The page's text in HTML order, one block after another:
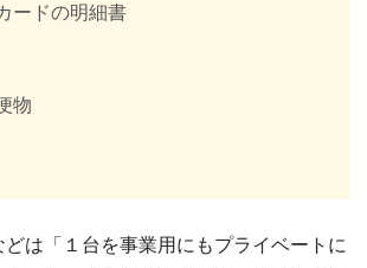
ードの明細書
物
どは「１台を事業用にもプライベートに